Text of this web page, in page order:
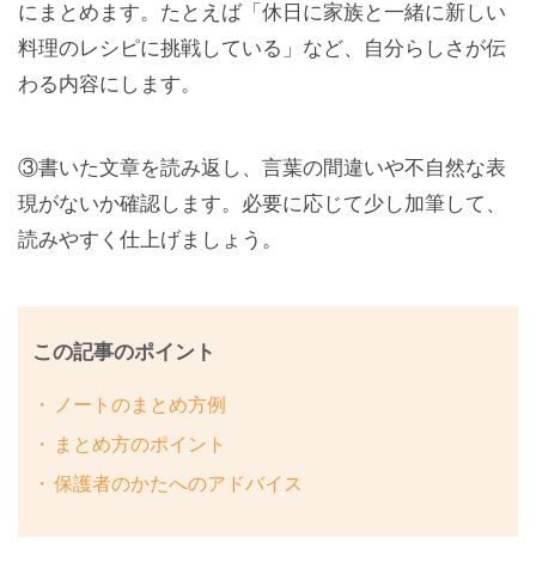
にまとめます。たとえば「休日に家族と一緒に新しい
料理のレシピに挑戦している」など、自分らしさが伝
わる内容にします。
③書いた文章を読み返し、言葉の間違いや不自然な表
現がないか確認します。必要に応じて少し加筆して、
読みやすく仕上げましょう。
この記事のポイント
ノートのまとめ方例
まとめ方のポイント
保護者のかたへのアドバイス